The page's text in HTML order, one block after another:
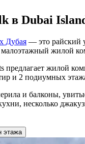
в Dubai
Дубая — это райский
жилой
предлагает жилой
и 2 подиумных
и балконы,
несколько
этажа